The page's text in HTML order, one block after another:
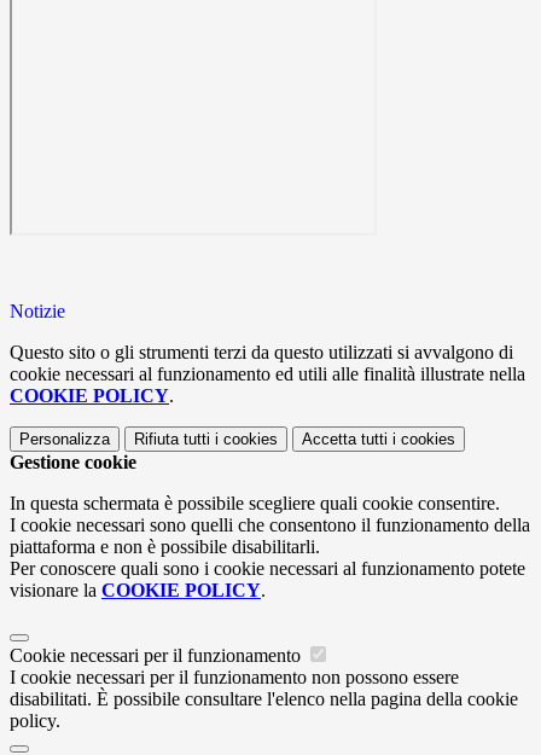
Notizie
Questo sito o gli strumenti terzi da questo utilizzati si avvalgono di
cookie necessari al funzionamento ed utili alle finalità illustrate nella
COOKIE POLICY.
Personalizza Rifiuta tutti i cookies Accetta tutti i cookies
Gestione cookie
In questa schermata è possibile scegliere quali cookie consentire.
I cookie necessari sono quelli che consentono il funzionamento della
piattaforma e non è possibile disabilitarli.
Per conoscere quali sono i cookie necessari al funzionamento potete
visionare la COOKIE POLICY.
Cookie necessari per il funzionamento
I cookie necessari per il funzionamento non possono essere
disabilitati. È possibile consultare l'elenco nella pagina della cookie
policy.